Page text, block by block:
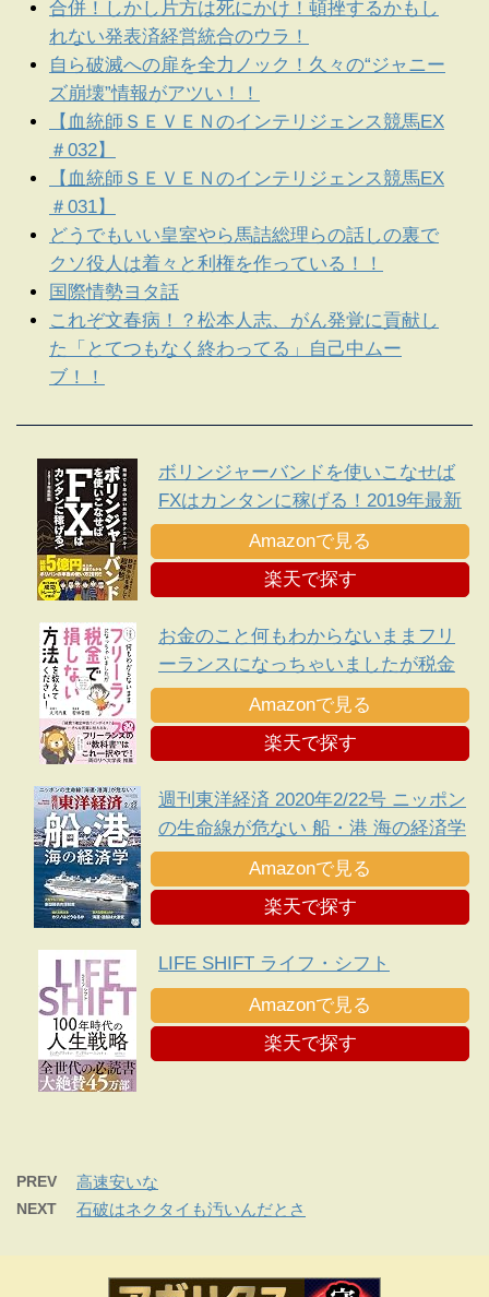
合併！しかし片方は死にかけ！頓挫するかもし
れない発表済経営統合のウラ！
自ら破滅への扉を全力ノック！久々の“ジャニー
ズ崩壊”情報がアツい！！
【血統師ＳＥＶＥＮのインテリジェンス競馬EX
＃032】
【血統師ＳＥＶＥＮのインテリジェンス競馬EX
＃031】
どうでもいい皇室やら馬詰総理らの話しの裏で
クソ役人は着々と利権を作っている！！
国際情勢ヨタ話
これぞ文春病！？松本人志、がん発覚に貢献し
た「とてつもなく終わってる」自己中ムー
ブ！！
ボリンジャーバンドを使いこなせば
FXはカンタンに稼げる！2019年最新
版
Amazonで見る
楽天で探す
お金のこと何もわからないままフリ
ーランスになっちゃいましたが税金
で損しない方法を教えてください!
Amazonで見る
楽天で探す
週刊東洋経済 2020年2/22号 ニッポン
の生命線が危ない 船・港 海の経済学
Amazonで見る
楽天で探す
LIFE SHIFT ライフ・シフト
Amazonで見る
楽天で探す
PREV 高速安いな
NEXT 石破はネクタイも汚いんだとさ